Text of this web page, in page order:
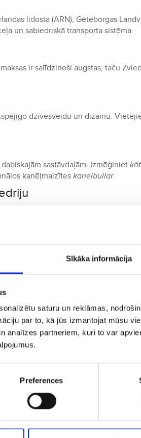
Sīkāka informācija
saturu un reklāmas,
par to, kā jūs izmantojat mūsu
analīzes partneriem, kuri to var
Preferences
lidosta (ARN), Gēteborgas
un sabiedriskā transporta sistēma.
ir salīdzinoši augstas, taču
dzīvesveidu un dizainu.
sastāvdaļām. Izmēģiniet
kanēļmaizītes kanelbullar.
airBaltic, SAS un Ryanair, piedāvājot
uz Zviedriju tagad
Jums patikt